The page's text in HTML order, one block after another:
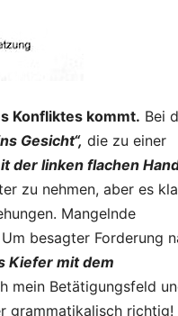
Konfliktes kommt. Bei
Gesicht“, die zu einer
der linken flachen
zu nehmen, aber es
Mangelnde
besagter Forderung
Kiefer mit dem
mein Betätigungsfeld
grammatikalisch richtig!